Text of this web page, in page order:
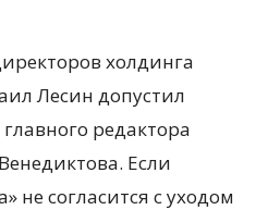
холдинга
Лесин допустил
редактора
Если
не согласится с уходом